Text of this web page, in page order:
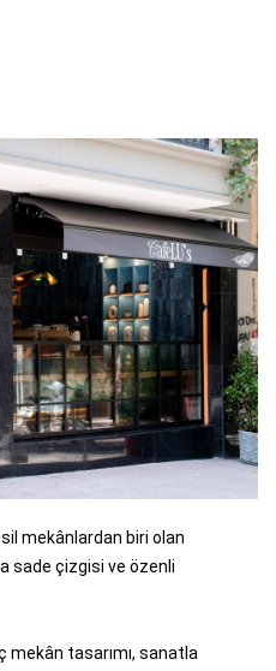
mekânlardan biri olan
sade çizgisi ve özenli
mekân tasarımı, sanatla